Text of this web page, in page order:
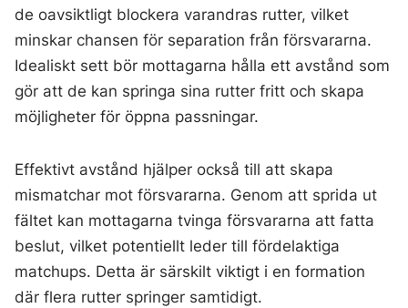
de oavsiktligt blockera varandras rutter, vilket
minskar chansen för separation från försvararna.
Idealiskt sett bör mottagarna hålla ett avstånd som
gör att de kan springa sina rutter fritt och skapa
möjligheter för öppna passningar.
Effektivt avstånd hjälper också till att skapa
mismatchar mot försvararna. Genom att sprida ut
fältet kan mottagarna tvinga försvararna att fatta
beslut, vilket potentiellt leder till fördelaktiga
matchups. Detta är särskilt viktigt i en formation
där flera rutter springer samtidigt.